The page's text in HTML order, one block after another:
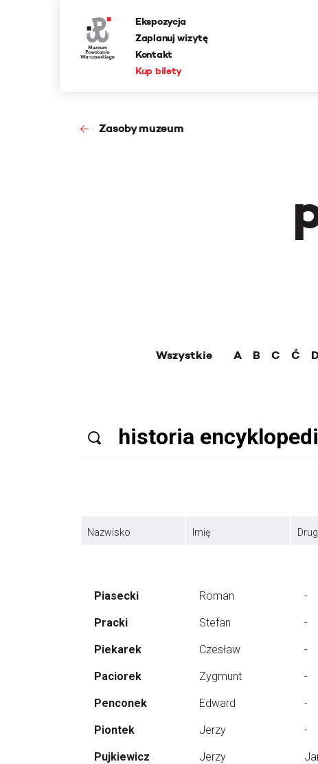
Ekspozycja
Zaplanuj wizytę
Kontakt
Kup bilety
Zasoby muzeum
Wszystkie A B C Ć
Nazwisko Imię
Piasecki Roman -
Pracki Stefan -
Piekarek Czesław -
Paciorek Zygmunt -
Penconek Edward -
Piontek Jerzy -
Pujkiewicz Jerzy